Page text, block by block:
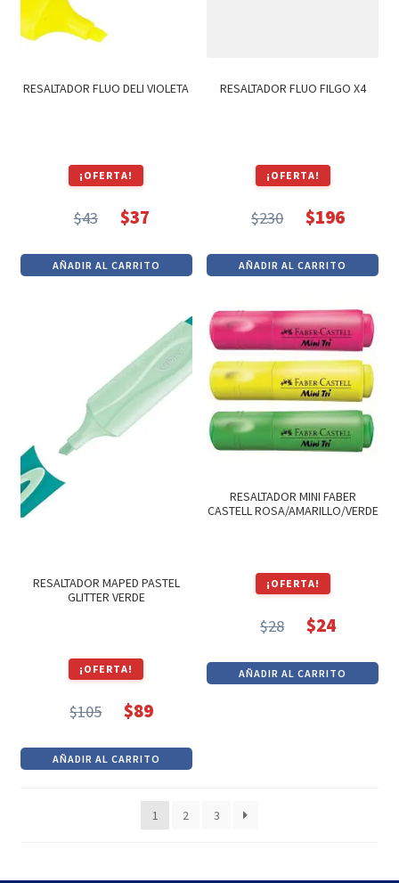
RESALTADOR FLUO DELI VIOLETA
¡OFERTA!
$43
precio
original
$37
precio
actual
AÑADIR AL CARRITO
RESALTADOR FLUO FILGO X4
¡OFERTA!
$230
precio
original
$230.
$196
precio
actual
$196.
AÑADIR AL CARRITO
RESALTADOR MAPED PASTEL
GLITTER VERDE
¡OFERTA!
$105
precio
original
$89
precio
actual
AÑADIR AL CARRITO
RESALTADOR MINI FABER
CASTELL ROSA/AMARILLO/VERDE
¡OFERTA!
$28
precio
original
$24
precio
actual
AÑADIR AL CARRITO
1 2 3